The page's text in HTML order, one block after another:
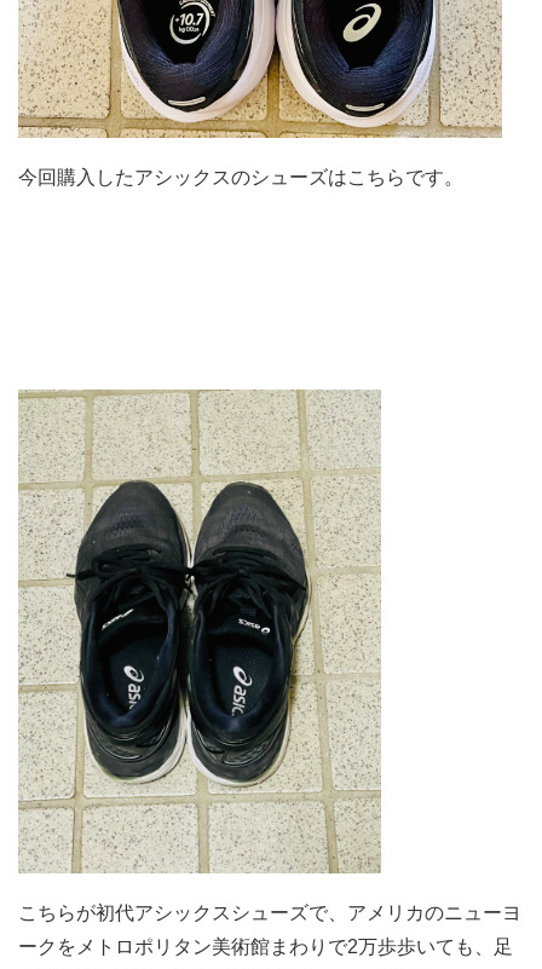
今回購入したアシックスのシューズはこちらです。
こちらが初代アシックスシューズで、アメリカのニューヨ
ークをメトロポリタン美術館まわりで2万歩歩いても、足